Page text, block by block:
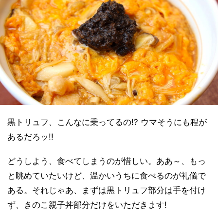
黒トリュフ、こんなに乗ってるの!? ウマそうにも程が
あるだろッ!!
どうしよう、食べてしまうのが惜しい。ああ～、もっ
と眺めていたいけど、温かいうちに食べるのが礼儀で
ある。それじゃあ、まずは黒トリュフ部分は手を付け
ず、きのこ親子丼部分だけをいただきます!